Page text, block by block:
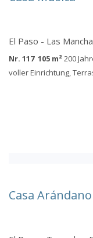
El Paso - Las
Nr. 117 105 m²200
voller Einrichtung,
Casa Arándano